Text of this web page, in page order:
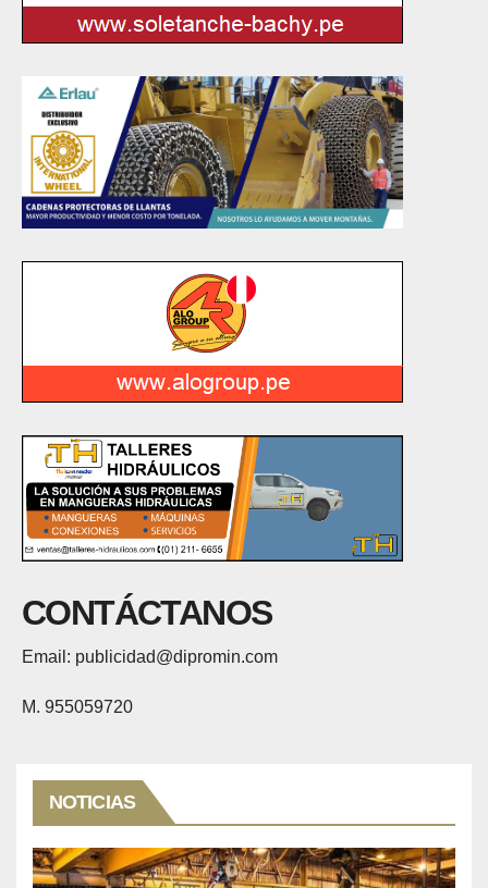
CONTÁCTANOS
Email: publicidad@dipromin.com
M. 955059720
NOTICIAS